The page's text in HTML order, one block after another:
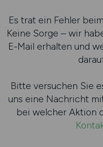
Es trat ein Fehler
Keine Sorge – wir
E-Mail erhalten und
Bitte versuchen Sie
uns eine Nachricht
bei welcher Aktion